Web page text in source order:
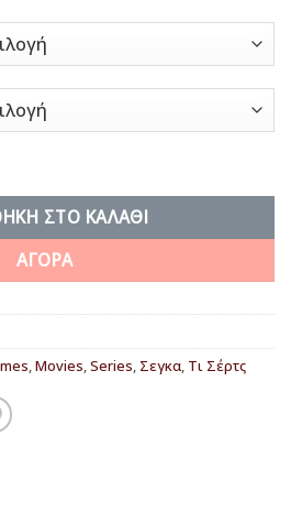
ΣΤΟ ΚΑΛΆΘΙ
ΑΓΟΡΑ
,Movies,Series, Σεγκα, Τι Σέρτς